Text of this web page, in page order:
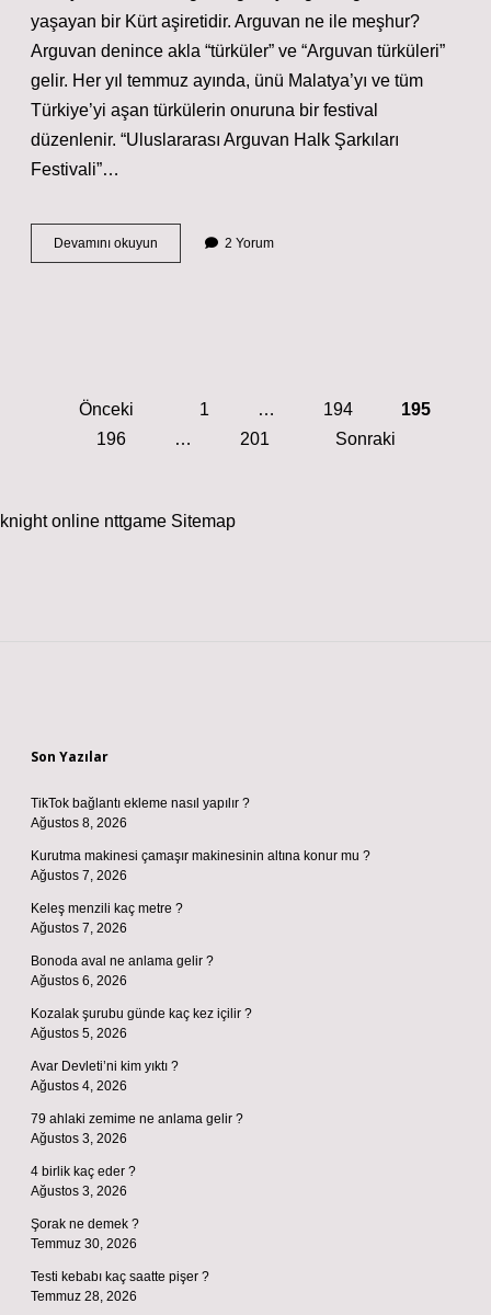
yaşayan bir Kürt aşiretidir. Arguvan ne ile meşhur?
Arguvan denince akla “türküler” ve “Arguvan türküleri”
gelir. Her yıl temmuz ayında, ünü Malatya’yı ve tüm
Türkiye’yi aşan türkülerin onuruna bir festival
düzenlenir. “Uluslararası Arguvan Halk Şarkıları
Festivali”…
Devamını okuyun Arguvan
Hangi
2 Yorum
Yazı
sayfalaması
Önceki 1 … 194
195
196
… 201 Sonraki
knight online nttgame Sitemap
Son Yazılar
TikTok bağlantı ekleme nasıl yapılır ?
Ağustos 8, 2026
Kurutma makinesi çamaşır makinesinin altına konur mu ?
Ağustos 7, 2026
Keleş menzili kaç metre ?
Ağustos 7, 2026
Bonoda aval ne anlama gelir ?
Ağustos 6, 2026
Kozalak şurubu günde kaç kez içilir ?
Ağustos 5, 2026
Avar Devleti’ni kim yıktı ?
Ağustos 4, 2026
79 ahlaki zemime ne anlama gelir ?
Ağustos 3, 2026
4 birlik kaç eder ?
Ağustos 3, 2026
Şorak ne demek ?
Temmuz 30, 2026
Testi kebabı kaç saatte pişer ?
Temmuz 28, 2026